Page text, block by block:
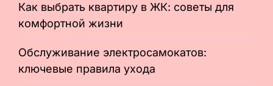
Как выбрать квартиру в ЖК: советы для
комфортной жизни
Обслуживание электросамокатов:
ключевые правила ухода